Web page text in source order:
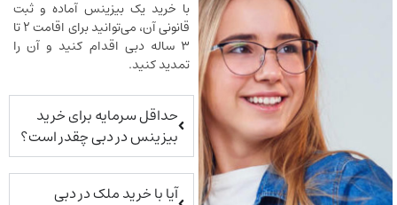
با خرید یک بیزینس آماده و ثبت
قانونی آن، می‌توانید برای اقامت ۲ تا
۳ ساله دبی اقدام کنید و آن را
تمدید کنید.
حداقل سرمایه برای خرید
بیزینس در دبی چقدر است؟
آیا با خرید ملک در دبی